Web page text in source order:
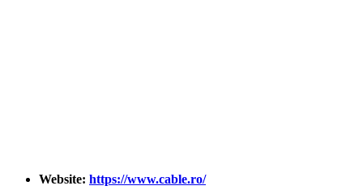
Website: https://www.cable.ro/